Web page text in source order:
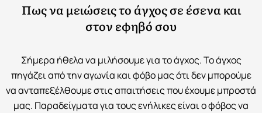
Πως να μειώσεις το άγχος σε έσενα και
στον εφηβό σου
Σήμερα ήθελα να μιλήσουμε για το άγχος. Το άγχος
πηγάζει από την αγωνία και φόβο μας ότι δεν μπορούμε
να ανταπεξέλθουμε στις απαιτήσεις που έχουμε μπροστά
μας. Παραδείγματα για τους ενήλικες είναι ο φόβος να